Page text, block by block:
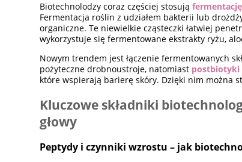
Biotechnolodzy coraz częściej stosująfermentację
Fermentacja roślin z udziałem bakterii lub
organiczne. Te niewielkie cząsteczki łatwiej
wykorzystuje się fermentowane ekstrakty ryżu,
Nowym trendem jest łączenie fermentowanych
pożyteczne drobnoustroje, natomiast postbiotyki
które wspierają barierę skóry. Dzięki nim można
Kluczowe składniki
głowy
Peptydy i czynniki wzrostu – jak